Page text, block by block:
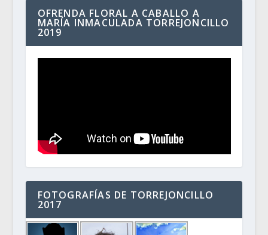
OFRENDA FLORAL A CABALLO A
MARÍA INMACULADA TORREJONCILLO
2019
FOTOGRAFÍAS DE TORREJONCILLO
2017